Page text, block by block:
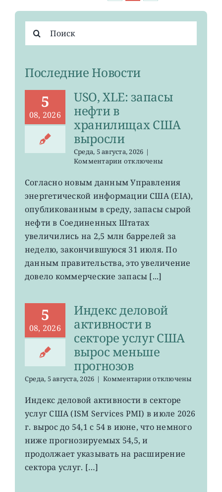
Результат
поиска:
Последние Новости
5
08, 2026
USO, XLE: запасы
нефти в
хранилищах США
выросли
Среда, 5 августа, 2026 |
Комментариик
USO,
запасы
нефти
хранилищах
США
выросли
отключены
Согласно новым данным Управления
энергетической информации США (EIA),
опубликованным в среду, запасы сырой
нефти в Соединенных Штатах
увеличились на 2,5 млн баррелей за
неделю, закончившуюся 31 июля. По
данным правительства, это увеличение
довело коммерческие запасы [...]
5
08, 2026
Индекс деловой
активности в
секторе услуг США
вырос меньше
прогнозов
Среда, 5 августа, 2026 | Комментариик
Индекс
деловой
активности
в
США
отключены
Индекс деловой активности в секторе
услуг США (ISM Services PMI) в июле 2026
г. вырос до 54,1 с 54 в июне, что немного
ниже прогнозируемых 54,5, и
продолжает указывать на расширение
сектора услуг. […]